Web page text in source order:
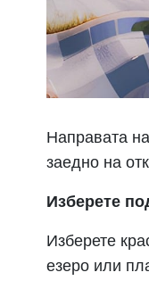
Направата
заедно на
Изберете
Изберете
езеро или